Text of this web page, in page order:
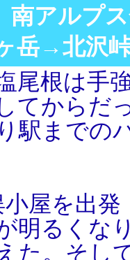
南アルプ
岳→北沢
尾根は
てからだ
駅までの
屋を出発
明るくな
た。そし